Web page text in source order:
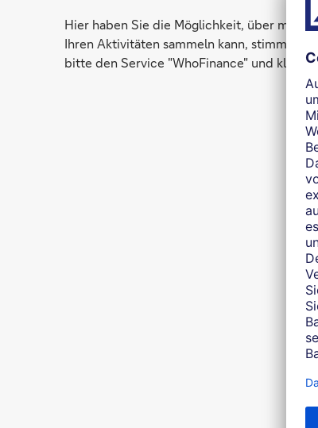
Hier haben Sie die Möglichkeit, über mich
Ihren Aktivitäten sammeln kann, stimmen
bitte den Service "WhoFinance" und